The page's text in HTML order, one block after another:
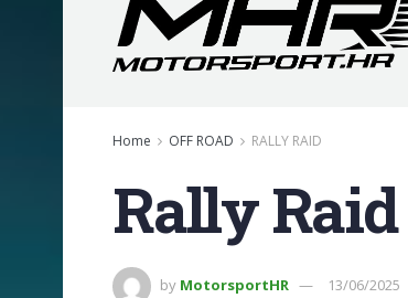
Home OFF ROAD RALLY RAID
Rally
by MotorsportHR 13/06/2025